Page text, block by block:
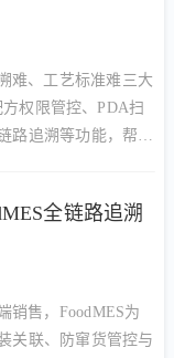
难、工艺标准难三大
权限管控、PDA扫
路追溯等功能，帮助
全链路追溯
销售，FoodMES为
关联、防窜货管控与